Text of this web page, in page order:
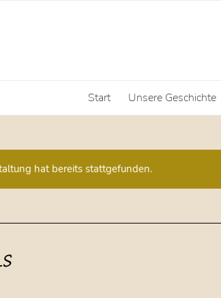
Start Unsere Geschichte
hat bereits stattgefunden.